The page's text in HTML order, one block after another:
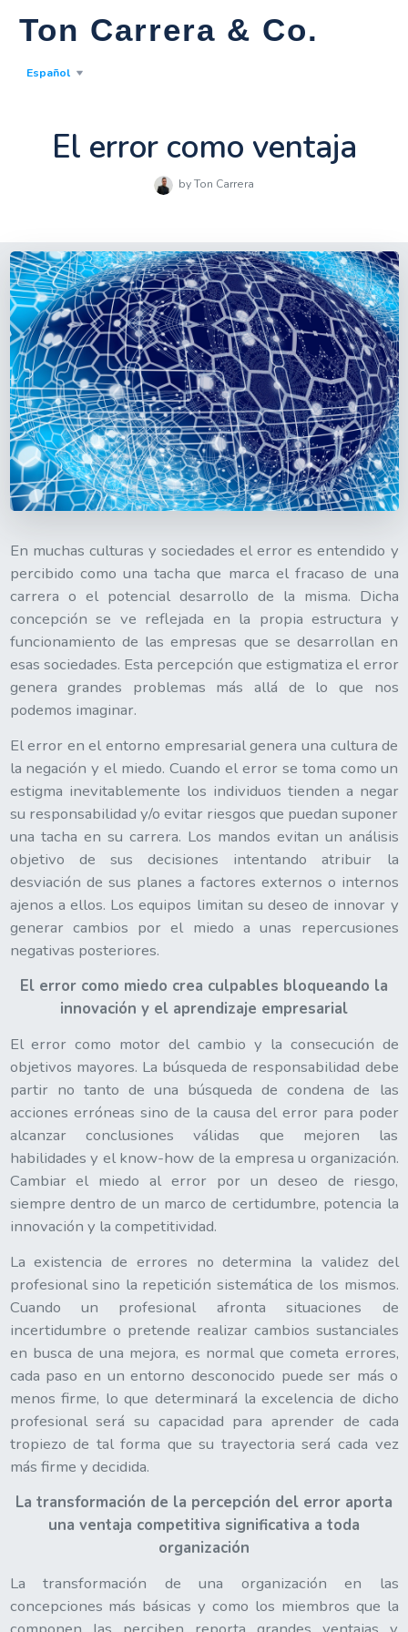
Ton Carrera & Co.
Español
El error como ventaja
by Ton Carrera
En muchas culturas y sociedades el error es entendido y
percibido como una tacha que marca el fracaso de una
carrera o el potencial desarrollo de la misma. Dicha
concepción se ve reflejada en la propia estructura y
funcionamiento de las empresas que se desarrollan en
esas sociedades. Esta percepción que estigmatiza el error
genera grandes problemas más allá de lo que nos
podemos imaginar.
El error en el entorno empresarial genera una cultura de
la negación y el miedo. Cuando el error se toma como un
estigma inevitablemente los individuos tienden a negar
su responsabilidad y/o evitar riesgos que puedan suponer
una tacha en su carrera. Los mandos evitan un análisis
objetivo de sus decisiones intentando atribuir la
desviación de sus planes a factores externos o internos
ajenos a ellos. Los equipos limitan su deseo de innovar y
generar cambios por el miedo a unas repercusiones
negativas posteriores.
El error como miedo crea culpables bloqueando la
innovación y el aprendizaje empresarial
El error como motor del cambio y la consecución de
objetivos mayores. La búsqueda de responsabilidad debe
partir no tanto de una búsqueda de condena de las
acciones erróneas sino de la causa del error para poder
alcanzar conclusiones válidas que mejoren las
habilidades y el know-how de la empresa u organización.
Cambiar el miedo al error por un deseo de riesgo,
siempre dentro de un marco de certidumbre, potencia la
innovación y la competitividad.
La existencia de errores no determina la validez del
profesional sino la repetición sistemática de los mismos.
Cuando un profesional afronta situaciones de
incertidumbre o pretende realizar cambios sustanciales
en busca de una mejora, es normal que cometa errores,
cada paso en un entorno desconocido puede ser más o
menos firme, lo que determinará la excelencia de dicho
profesional será su capacidad para aprender de cada
tropiezo de tal forma que su trayectoria será cada vez
más firme y decidida.
La transformación de la percepción del error aporta
una ventaja competitiva significativa a toda
organización
La transformación de una organización en las
concepciones más básicas y como los miembros que la